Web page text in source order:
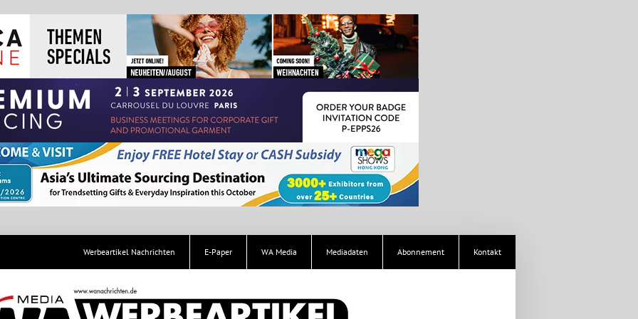
Werbeartikel Nachrichten E-Paper WA Media Mediadaten Abonnement Kontakt